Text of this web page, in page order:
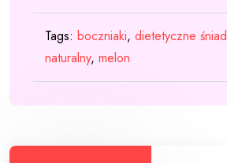
Tags: boczniaki, dietetyczne
naturalny, melon